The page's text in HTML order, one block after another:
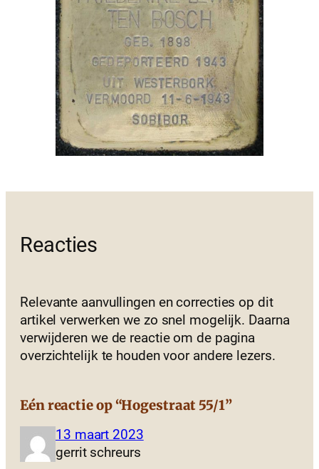
Reacties
Relevante aanvullingen en correcties op dit
artikel verwerken we zo snel mogelijk. Daarna
verwijderen we de reactie om de pagina
overzichtelijk te houden voor andere lezers.
Eén reactie op “Hogestraat 55/1”
13 maart 2023
gerrit schreurs